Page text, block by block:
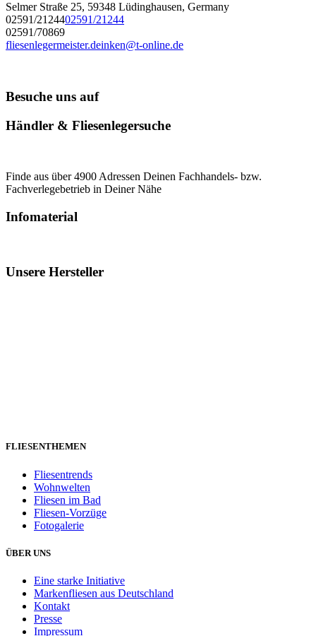
Selmer Straße 25, 59348 Lüdinghausen, Germany
02591/2124402591/21244
02591/70869
fliesenlegermeister.deinken@t-online.de
Besuche uns auf
Händler & Fliesenlegersuche
Finde aus über 4900 Adressen Deinen Fachhandels- bzw.
Fachverlegebetrieb in Deiner Nähe
Infomaterial
Unsere Hersteller
FLIESENTHEMEN
Fliesentrends
Wohnwelten
Fliesen im Bad
Fliesen-Vorzüge
Fotogalerie
ÜBER UNS
Eine starke Initiative
Markenfliesen aus Deutschland
Kontakt
Presse
Impressum